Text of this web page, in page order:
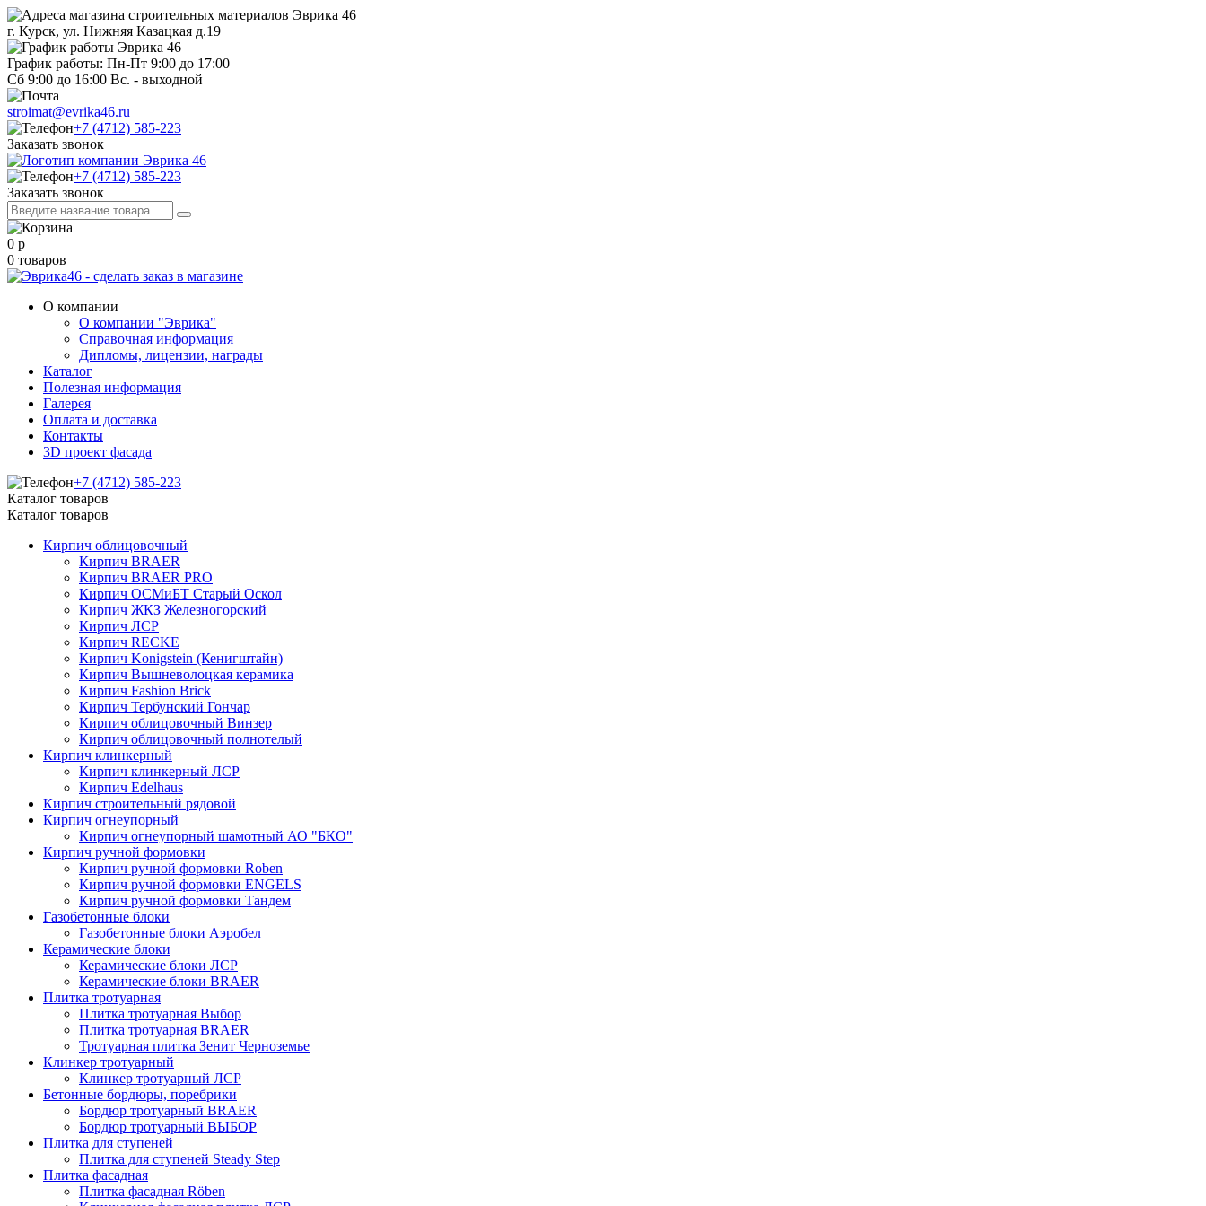
г. Курск, ул. Нижняя Казацкая д.19
График работы: Пн-Пт 9:00 до 17:00
Сб 9:00 до 16:00 Вс. - выходной
stroimat@evrika46.ru
+7 (4712) 585-223
Заказать звонок
+7 (4712) 585-223
Заказать звонок
0 р
0 товаров
О компании
О компании "Эврика"
Справочная информация
Дипломы, лицензии, награды
Каталог
Полезная информация
Галерея
Оплата и доставка
Контакты
3D проект фасада
+7 (4712) 585-223
Каталог товаров
Каталог товаров
Кирпич облицовочный
Кирпич BRAER
Кирпич BRAER PRO
Кирпич ОСМиБТ Старый Оскол
Кирпич ЖКЗ Железногорский
Кирпич ЛСР
Кирпич RECKE
Кирпич Konigstein (Кенигштайн)
Кирпич Вышневолоцкая керамика
Кирпич Fashion Brick
Кирпич Тербунский Гончар
Кирпич облицовочный Винзер
Кирпич облицовочный полнотелый
Кирпич клинкерный
Кирпич клинкерный ЛСР
Кирпич Edelhaus
Кирпич строительный рядовой
Кирпич огнеупорный
Кирпич огнеупорный шамотный АО "БКО"
Кирпич ручной формовки
Кирпич ручной формовки Roben
Кирпич ручной формовки ENGELS
Кирпич ручной формовки Тандем
Газобетонные блоки
Газобетонные блоки Аэробел
Керамические блоки
Керамические блоки ЛСР
Керамические блоки BRAER
Плитка тротуарная
Плитка тротуарная Выбор
Плитка тротуарная BRAER
Тротуарная плитка Зенит Черноземье
Клинкер тротуарный
Клинкер тротуарный ЛСР
Бетонные бордюры, поребрики
Бордюр тротуарный BRAER
Бордюр тротуарный ВЫБОР
Плитка для ступеней
Плитка для ступеней Steady Step
Плитка фасадная
Плитка фасадная Röben